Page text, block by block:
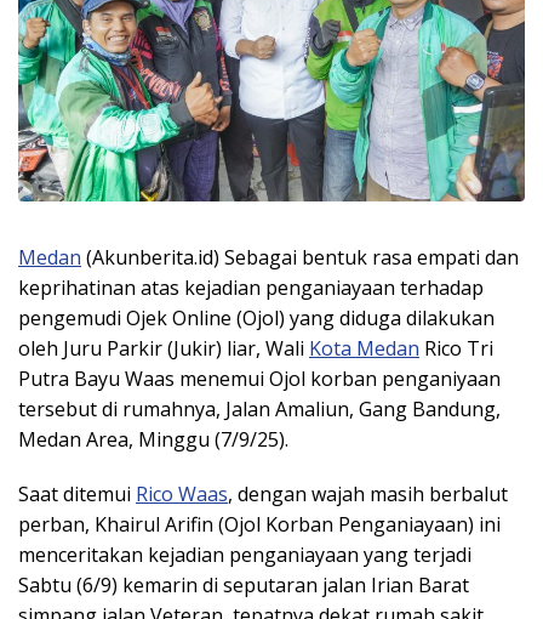
Medan (Akunberita.id) Sebagai bentuk rasa empati dan
keprihatinan atas kejadian penganiayaan terhadap
pengemudi Ojek Online (Ojol) yang diduga dilakukan
oleh Juru Parkir (Jukir) liar, Wali Kota Medan Rico Tri
Putra Bayu Waas menemui Ojol korban penganiyaan
tersebut di rumahnya, Jalan Amaliun, Gang Bandung,
Medan Area, Minggu (7/9/25).
Saat ditemui Rico Waas, dengan wajah masih berbalut
perban, Khairul Arifin (Ojol Korban Penganiayaan) ini
menceritakan kejadian penganiayaan yang terjadi
Sabtu (6/9) kemarin di seputaran jalan Irian Barat